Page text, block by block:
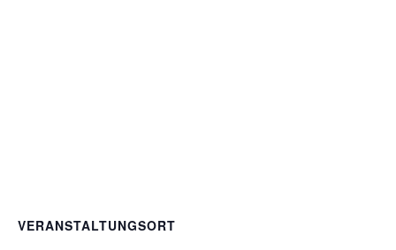
VERANSTALTUNGSORT